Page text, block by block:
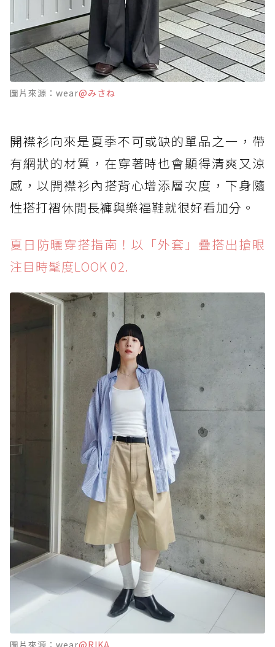
圖片來源：wear@みさね
開襟衫向來是夏季不可或缺的單品之一，帶
有網狀的材質，在穿著時也會顯得清爽又涼
感，以開襟衫內搭背心增添層次度，下身隨
性搭打褶休閒長褲與樂福鞋就很好看加分。
夏日防曬穿搭指南！以「外套」疊搭出搶眼
注目時髦度LOOK 02.
圖片來源：wear@RIKA